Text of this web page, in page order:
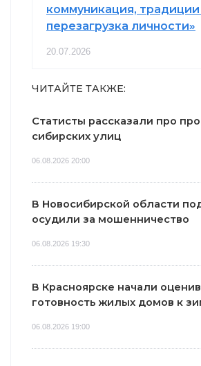
коммуникация, традиции
перезагрузка личности»
20.07.2026
ЧИТАЙТЕ ТАКЖЕ:
Статисты рассказали про
сибирских улиц
06.08.2026 20:00
В Новосибирской области
осудили за мошенничество
06.08.2026 19:30
В Красноярске начали
готовность жилых домов к
06.08.2026 19:00